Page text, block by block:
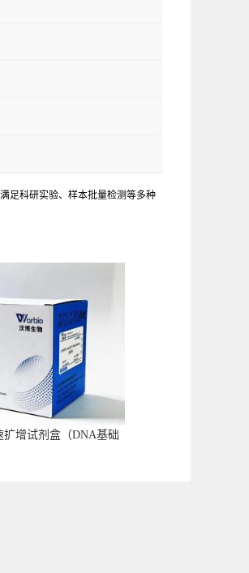
足科研实验、样本批量检测等多种
扩增试剂盒（DNA基础